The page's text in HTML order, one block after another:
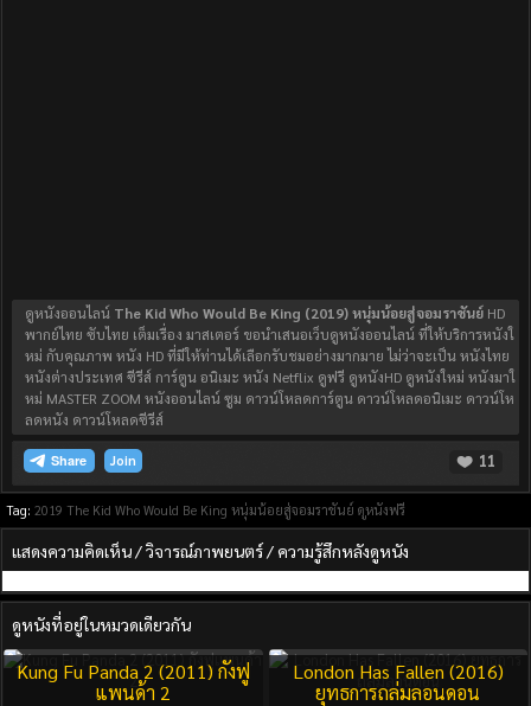
ดูหนังออนไลน์ The Kid Who Would Be King (2019) หนุ่มน้อยสู่จอมราชันย์ HD
พากย์ไทย ซับไทย เต็มเรื่อง มาสเตอร์ ขอนำเสนอเว็บดูหนังออนไลน์ ที่ให้บริการหนังใ
หม่ กับคุณภาพ หนัง HD ที่มีให้ท่านได้เลือกรับชมอย่างมากมาย ไม่ว่าจะเป็น หนังไทย
หนังต่างประเทศ ซีรีส์ การ์ตูน อนิเมะ หนัง Netflix ดูฟรี ดูหนังHD ดูหนังใหม่ หนังมาใ
หม่ MASTER ZOOM หนังออนไลน์ ซูม ดาวน์โหลดการ์ตูน ดาวน์โหลดอนิเมะ ดาวน์โห
ลดหนัง ดาวน์โหลดซีรีส์
Join 11
Tag: 2019 The Kid Who Would Be King หนุ่มน้อยสู่จอมราชันย์ ดูหนังฟรี
แสดงความคิดเห็น / วิจารณ์ภาพยนตร์ / ความรู้สึกหลังดูหนัง
ดูหนังที่อยู่ในหมวดเดียวกัน
Kung Fu Panda 2 (2011) กังฟู
แพนด้า 2
London Has Fallen (2016)
ยุทธการถล่มลอนดอน